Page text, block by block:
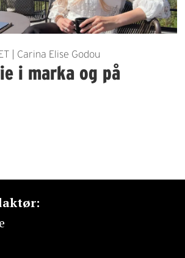
| Carina Elise Godou
i marka og på